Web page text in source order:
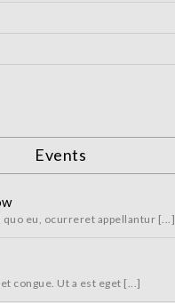
Events
quo eu, ocurreret appellantur [...]
congue. Ut a est eget [...]